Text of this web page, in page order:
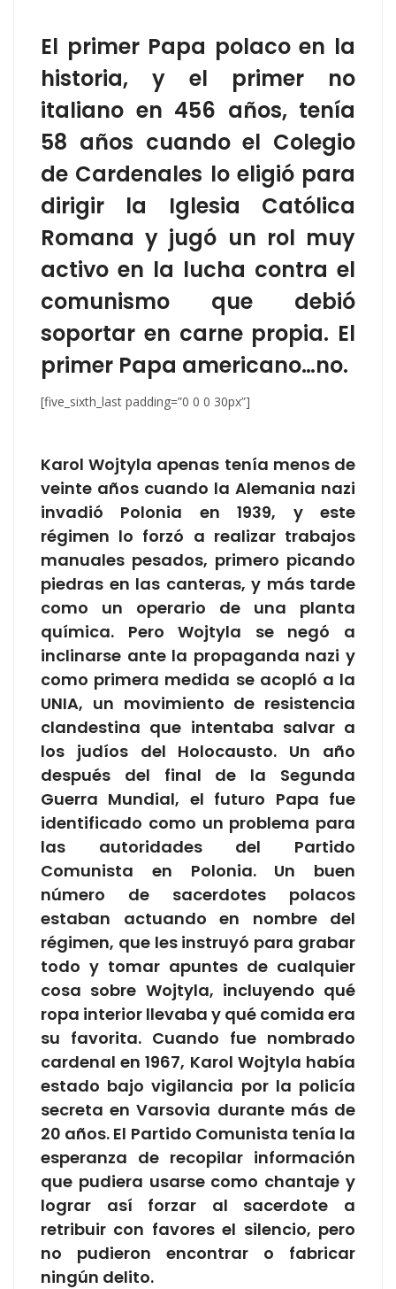
El primer Papa polaco en la
historia, y el primer no
italiano en 456 años, tenía
58 años cuando el Colegio
de Cardenales lo eligió para
dirigir la Iglesia Católica
Romana y jugó un rol muy
activo en la lucha contra el
comunismo que debió
soportar en carne propia. El
primer Papa americano…no.
[five_sixth_last padding=”0 0 0 30px”]
Karol Wojtyla apenas tenía menos de
veinte años cuando la Alemania nazi
invadió Polonia en 1939, y este
régimen lo forzó a realizar trabajos
manuales pesados, primero picando
piedras en las canteras, y más tarde
como un operario de una planta
química. Pero Wojtyla se negó a
inclinarse ante la propaganda nazi y
como primera medida se acopló a la
UNIA, un movimiento de resistencia
clandestina que intentaba salvar a
los judíos del Holocausto. Un año
después del final de la Segunda
Guerra Mundial, el futuro Papa fue
identificado como un problema para
las autoridades del Partido
Comunista en Polonia. Un buen
número de sacerdotes polacos
estaban actuando en nombre del
régimen, que les instruyó para grabar
todo y tomar apuntes de cualquier
cosa sobre Wojtyla, incluyendo qué
ropa interior llevaba y qué comida era
su favorita. Cuando fue nombrado
cardenal en 1967, Karol Wojtyla había
estado bajo vigilancia por la policía
secreta en Varsovia durante más de
20 años. El Partido Comunista tenía la
esperanza de recopilar información
que pudiera usarse como chantaje y
lograr así forzar al sacerdote a
retribuir con favores el silencio, pero
no pudieron encontrar o fabricar
ningún delito.